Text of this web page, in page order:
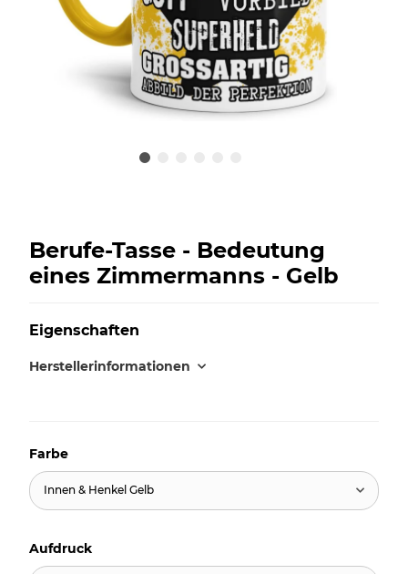
Berufe-Tasse - Bedeutung
eines Zimmermanns - Gelb
Eigenschaften
Herstellerinformationen
Farbe
Innen & Henkel Gelb
Aufdruck